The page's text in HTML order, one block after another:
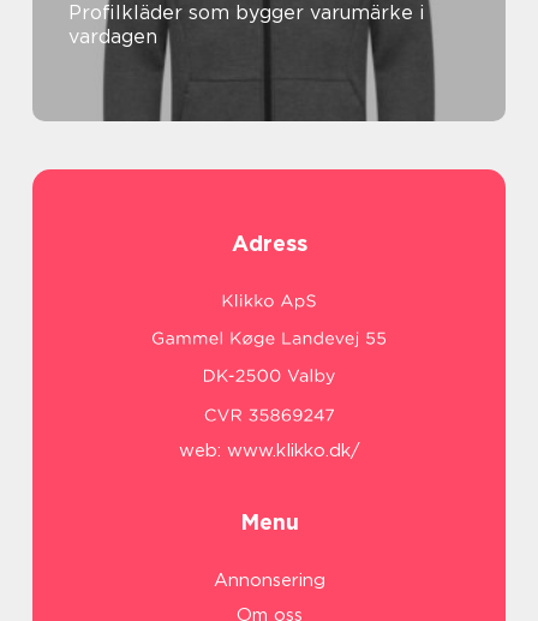
Profilkläder som bygger varumärke i
vardagen
Adress
web: www.klikko.dk/
Menu
Annonsering
Om oss